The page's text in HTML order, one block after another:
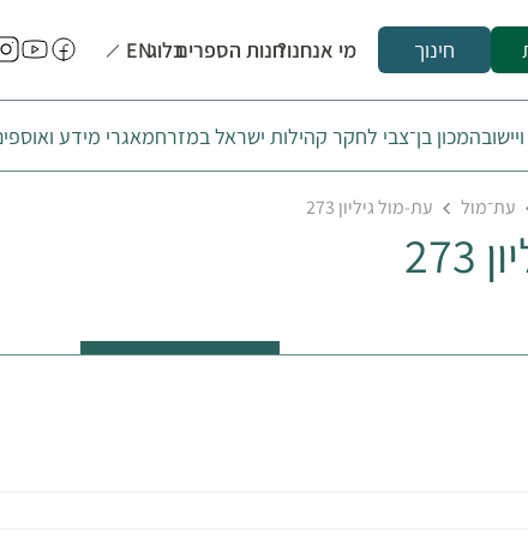
חינוך מי אנחנו?חנות הספריםבלוגEN
מכון בן־צבי לחקר קהילות ישראל במזרחמאגרי מידע
עת־מול עת-מול גיליון 273